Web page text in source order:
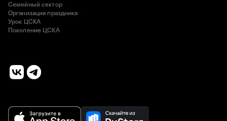
Семейный сектор
Организация праздника
Урок ЦСКА
Поколение ЦСКА